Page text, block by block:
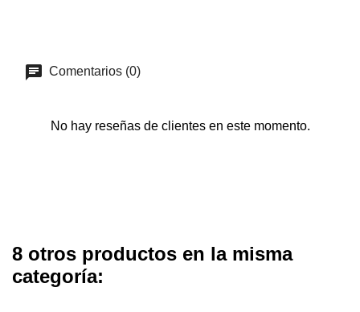
Comentarios (0)
No hay reseñas de clientes en este momento.
8 otros productos en la misma
categoría: